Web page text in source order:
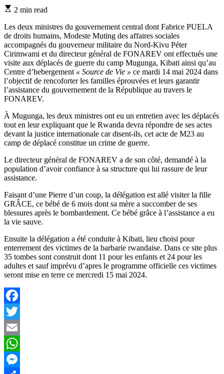
Estimated
time
2 min read
Les deux ministres du gouvernement central dont Fabrice PUELA
de droits humains, Modeste Muting des affaires sociales
accompagnés du gouverneur militaire du Nord-Kivu Péter
Cirimwami et du directeur général de FONAREV ont effectués une
visite aux déplacés de guerre du camp Mugunga, Kibati ainsi qu’au
Centre d’hebergement « Source de Vie » ce mardi 14 mai 2024 dans
l’objectif de rencoforter les familles éprouvées et leurs garantir
l’assistance du gouvernement de la République au travers le
FONAREV.
À Mugunga, les deux ministres ont eu un entretien avec les déplacés
tout en leur expliquant que le Rwanda devra répondre de ses actes
devant la justice internationale car disent-ils, cet acte de M23 au
camp de déplacé constitue un crime de guerre.
Le directeur général de FONAREV a de son côté, demandé à la
population d’avoir confiance à sa structure qui lui rassure de leur
assistance.
Faisant d’une Pierre d’un coup, la délégation est allé visiter la fille
GRÂCE, ce bébé de 6 mois dont sa mère a succomber de ses
blessures après le bombardement. Ce bébé grâce à l’assistance a eu
la vie sauve.
Ensuite la délégation a été conduite à Kibati, lieu choisi pour
enterrement des victimes de la barbarie rwandaise. Dans ce site plus
35 tombes sont construit dont 11 pour les enfants et 24 pour les
adultes et sauf imprévu d’apres le programme officielle ces victimes
seront mise en terre ce mercredi 15 mai 2024.
Facebook
Twitter
Email
WhatsApp